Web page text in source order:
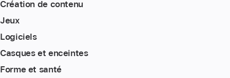
Création de contenu
Jeux
Logiciels
Casques et enceintes
Forme et santé